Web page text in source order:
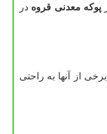
پوکه معدنی قروه در
از آنها به راحتی